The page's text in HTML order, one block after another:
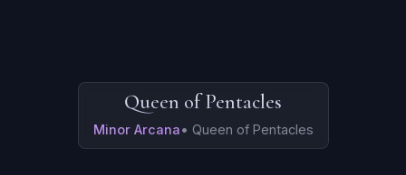
Queen of Pentacles
Minor Arcana• Queen of Pentacles